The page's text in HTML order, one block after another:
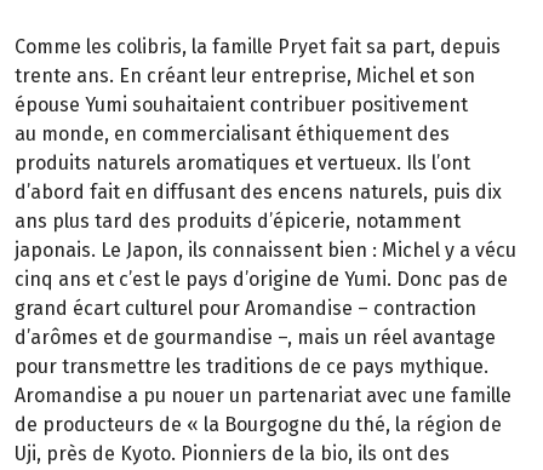
Comme les colibris, la famille Pryet fait sa part, depuis
trente ans. En créant leur entreprise, Michel et son
épouse Yumi souhaitaient contribuer positivement
au monde, en commercialisant éthiquement des
produits naturels aromatiques et vertueux. Ils l’ont
d’abord fait en diffusant des encens naturels, puis dix
ans plus tard des produits d’épicerie, notamment
japonais. Le Japon, ils connaissent bien : Michel y a vécu
cinq ans et c’est le pays d’origine de Yumi. Donc pas de
grand écart culturel pour Aromandise – contraction
d’arômes et de gourmandise –, mais un réel avantage
pour transmettre les traditions de ce pays mythique.
Aromandise a pu nouer un partenariat avec une famille
de producteurs de « la Bourgogne du thé, la région de
Uji, près de Kyoto. Pionniers de la bio, ils ont des